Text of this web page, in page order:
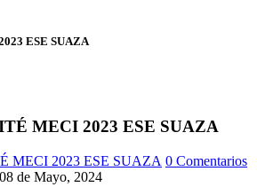
ESE SUAZA
MECI 2023 ESE SUAZA
0 Comentarios
de Mayo, 2024